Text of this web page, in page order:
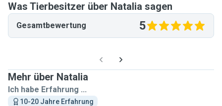
Was Tierbesitzer über Natalia sagen
Gesamtbewertung 5
Mehr über Natalia
Ich habe Erfahrung ...
10-20 Jahre Erfahrung